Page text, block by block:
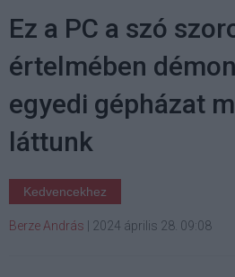
Ez a PC a szó
értelmében
egyedi gépházat
láttunk
Kedvencekhez
Berze András 2024 április 28. 09:08